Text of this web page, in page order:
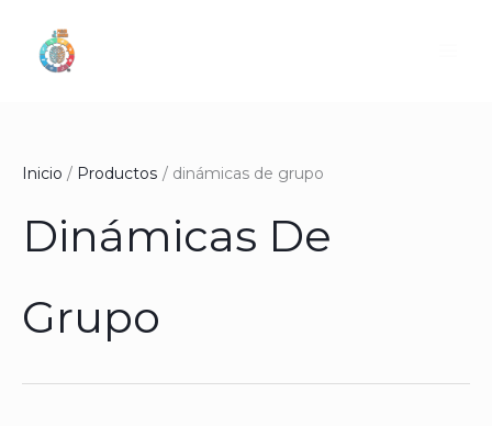
contenido
Inicio Productos dinámicas de grupo
Dinámicas De
Grupo